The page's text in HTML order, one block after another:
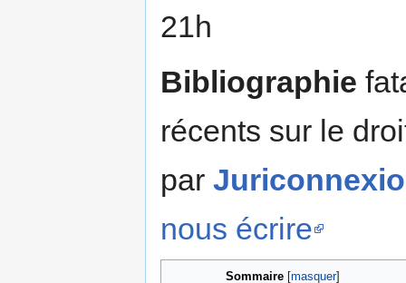
21h
Bibliographie
récents sur le
par
nous écrire
Sommaire [masquer]